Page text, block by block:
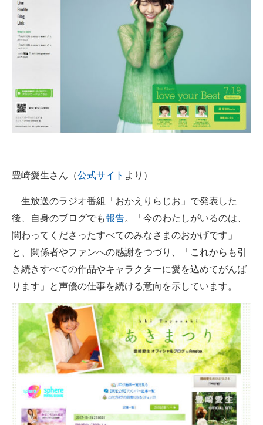
ビジネスと働き方のヒント
企業ITのトレンドを詳説
経営リーダーのコミュニティ
ITエンジニア向け専門サイト
企業向けIT製品の総合サイト
IT製品の技術・比較・事例
製造業のIT導入・活用を支援
モノづくり技術者専門サイト
電子設計の基本と応用
エネルギーの専門メディア
建設×テクノロジーの最前線
ちょっと気になるネットの話題
豊崎愛生さん（公式サイト より）
生放送のラジオ番組「おかえりらじお」で発表した
後、自身のブログでも報告。「今のわたしがいるのは、
関わってくださったすべてのみなさまのおかげです」
と、関係者やファンへの感謝をつづり、「これからも引
き続きすべての作品やキャラクターに愛を込めてがんば
ります」と声優の仕事を続ける意向を示しています。